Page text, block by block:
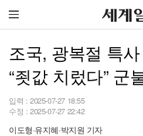
조국, 광복절 특
“죗값 치렀다” 군
입력 : 2025-07-27 18:55
수정 : 2025-07-27 22:42
이도형·유지혜·박지원 기자